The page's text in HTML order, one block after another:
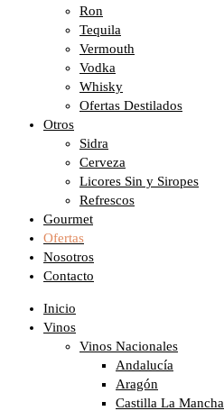
Ron
Tequila
Vermouth
Vodka
Whisky
Ofertas Destilados
Otros
Sidra
Cerveza
Licores Sin y Siropes
Refrescos
Gourmet
Ofertas
Nosotros
Contacto
Inicio
Vinos
Vinos Nacionales
Andalucía
Aragón
Castilla La Mancha